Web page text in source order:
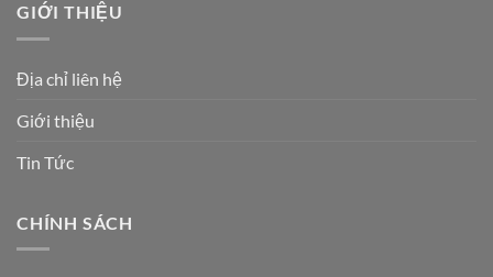
GIỚI THIỆU
Địa chỉ liên hệ
Giới thiệu
Tin Tức
CHÍNH SÁCH